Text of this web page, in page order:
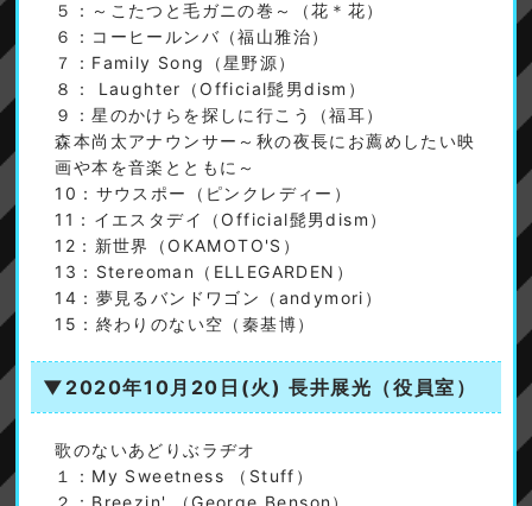
５：～こたつと毛ガニの巻～（花＊花）
６：コーヒールンバ（福山雅治）
７：Family Song（星野源）
８： Laughter（Official髭男dism）
９：星のかけらを探しに行こう（福耳）
森本尚太アナウンサー～秋の夜長にお薦めしたい映
画や本を音楽とともに～
10：サウスポー（ピンクレディー）
11：イエスタデイ（Official髭男dism）
12：新世界（OKAMOTO'S）
13：Stereoman（ELLEGARDEN）
14：夢見るバンドワゴン（andymori）
15：終わりのない空（秦基博）
▼2020年10月20日(火) 長井展光（役員室）
歌のないあどりぶラヂオ
１：My Sweetness （Stuff）